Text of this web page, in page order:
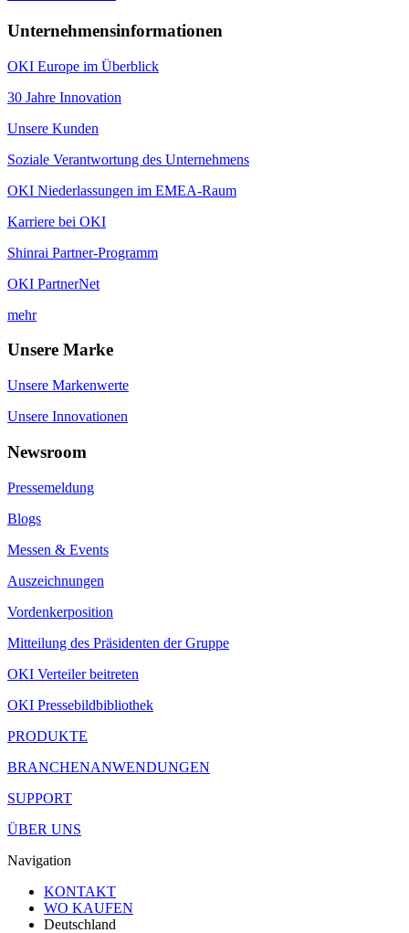
Unternehmensinformationen
OKI Europe im Überblick
30 Jahre Innovation
Unsere Kunden
Soziale Verantwortung des Unternehmens
OKI Niederlassungen im EMEA-Raum
Karriere bei OKI
Shinrai Partner-Programm
OKI PartnerNet
mehr
Unsere Marke
Unsere Markenwerte
Unsere Innovationen
Newsroom
Pressemeldung
Blogs
Messen & Events
Auszeichnungen
Vordenkerposition
Mitteilung des Präsidenten der Gruppe
OKI Verteiler beitreten
OKI Pressebildbibliothek
PRODUKTE
BRANCHENANWENDUNGEN
SUPPORT
ÜBER UNS
Navigation
KONTAKT
WO KAUFEN
Deutschland